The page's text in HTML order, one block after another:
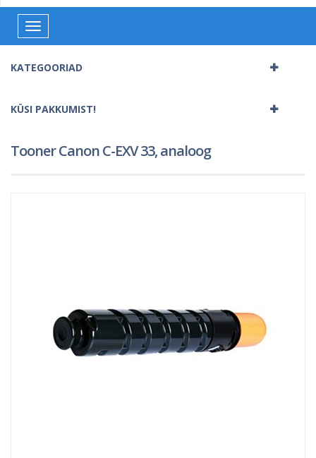
Toggle
navigation
KATEGOORIAD
KÜSI PAKKUMIST!
Tooner Canon C-EXV 33, analoog